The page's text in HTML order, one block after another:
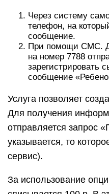
Через систему
телефон, на
сообщение.
При помощи СМС.
на номер 7788
зарегистрировать
сообщение
Услуга позволяет
Для получения
отправляется запрос
указывается, то
сервис).
За использование